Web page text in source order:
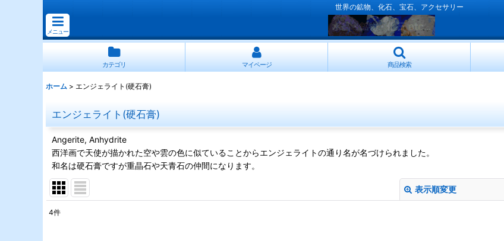
世界の鉱物、化石、宝石、アクセサリー
メニュー
カテゴリ マイページ 商品検索
ホーム > エンジェライト(硬石膏)
エンジェライト(硬石膏)
Angerite, Anhydrite
西洋画で天使が描かれた空や雲の色に似ていることからエンジェライトの通り名が名づけられました。
和名は硬石膏ですが重晶石や天青石の仲間になります。
表示順変更
4件